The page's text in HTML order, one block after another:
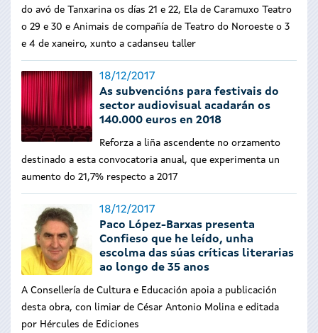
do avó de Tanxarina os días 21 e 22, Ela de Caramuxo Teatro
o 29 e 30 e Animais de compañía de Teatro do Noroeste o 3
e 4 de xaneiro, xunto a cadanseu taller
18/12/2017
As subvencións para festivais do
sector audiovisual acadarán os
140.000 euros en 2018
Reforza a liña ascendente no orzamento
destinado a esta convocatoria anual, que experimenta un
aumento do 21,7% respecto a 2017
18/12/2017
Paco López-Barxas presenta
Confieso que he leído, unha
escolma das súas críticas literarias
ao longo de 35 anos
A Consellería de Cultura e Educación apoia a publicación
desta obra, con limiar de César Antonio Molina e editada
por Hércules de Ediciones